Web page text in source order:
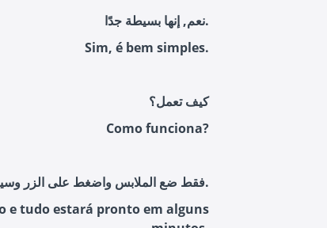
نعم, إنها بسيطة جدًا.
Sim, é bem simples.
كيف تعمل؟
Como funciona?
فقط ضع الملابس واضغط على الزر وسيتم إنجاز كل شيء في غضون عدة دقائق.
e tudo estará pronto em alguns